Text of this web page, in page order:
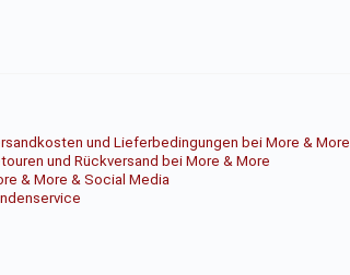
und Lieferbedingungen bei More & More
und Rückversand bei More & More
& More & Social Media